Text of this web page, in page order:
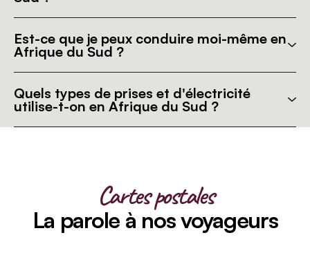
Est-ce que je peux conduire moi-même en
Afrique du Sud ?
Quels types de prises et d'électricité
utilise-t-on en Afrique du Sud ?
Cartes postales
La parole à nos voyageurs